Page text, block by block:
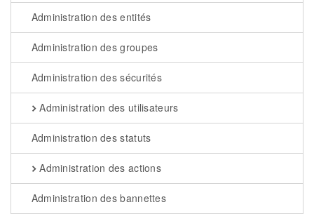
Administration des entités
Administration des groupes
Administration des sécurités
Administration des utilisateurs
Administration des statuts
Administration des actions
Administration des bannettes